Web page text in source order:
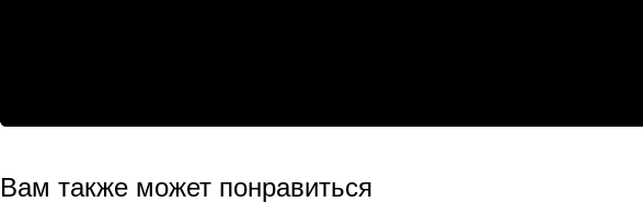
Вам также может понравиться